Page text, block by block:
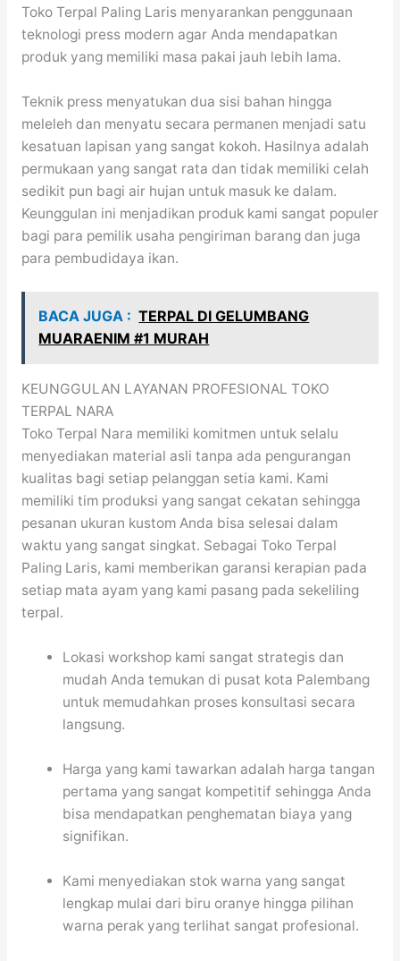
Toko Terpal Paling Laris menyarankan penggunaan
teknologi press modern agar Anda mendapatkan
produk yang memiliki masa pakai jauh lebih lama.
Teknik press menyatukan dua sisi bahan hingga
meleleh dan menyatu secara permanen menjadi satu
kesatuan lapisan yang sangat kokoh. Hasilnya adalah
permukaan yang sangat rata dan tidak memiliki celah
sedikit pun bagi air hujan untuk masuk ke dalam.
Keunggulan ini menjadikan produk kami sangat populer
bagi para pemilik usaha pengiriman barang dan juga
para pembudidaya ikan.
BACA JUGA : TERPAL DI GELUMBANG
MUARAENIM #1 MURAH
KEUNGGULAN LAYANAN PROFESIONAL TOKO
TERPAL NARA
Toko Terpal Nara memiliki komitmen untuk selalu
menyediakan material asli tanpa ada pengurangan
kualitas bagi setiap pelanggan setia kami. Kami
memiliki tim produksi yang sangat cekatan sehingga
pesanan ukuran kustom Anda bisa selesai dalam
waktu yang sangat singkat. Sebagai Toko Terpal
Paling Laris, kami memberikan garansi kerapian pada
setiap mata ayam yang kami pasang pada sekeliling
terpal.
Lokasi workshop kami sangat strategis dan
mudah Anda temukan di pusat kota Palembang
untuk memudahkan proses konsultasi secara
langsung.
Harga yang kami tawarkan adalah harga tangan
pertama yang sangat kompetitif sehingga Anda
bisa mendapatkan penghematan biaya yang
signifikan.
Kami menyediakan stok warna yang sangat
lengkap mulai dari biru oranye hingga pilihan
warna perak yang terlihat sangat profesional.